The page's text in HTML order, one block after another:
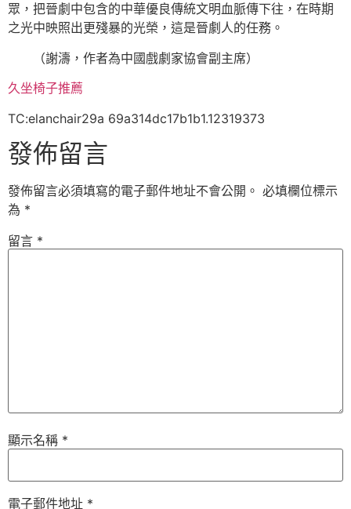
眾，把晉劇中包含的中華優良傳統文明血脈傳下往，在時期
之光中映照出更殘暴的光榮，這是晉劇人的任務。
（謝濤， 作者為中國戲劇家協會副主席）
久坐椅子推薦
TC:elanchair29a 69a314dc17b1b1.12319373
發佈留言
發佈留言必須填寫的電子郵件地址不會公開。 必填欄位標示
為 *
留言 *
顯示名稱 *
電子郵件地址 *